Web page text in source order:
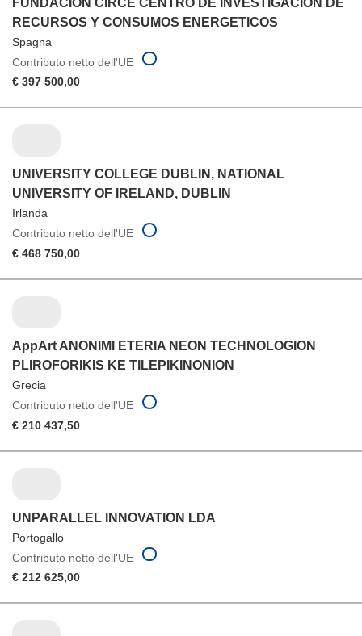
RECURSOS Y CONSUMOS ENERGETICOS
Spagna
Contributo netto dell'UE
€ 397 500,00
UNIVERSITY COLLEGE DUBLIN, NATIONAL
UNIVERSITY OF IRELAND, DUBLIN
Irlanda
Contributo netto dell'UE
€ 468 750,00
AppArt ANONIMI ETERIA NEON TECHNOLOGION
PLIROFORIKIS KE TILEPIKINONION
Grecia
Contributo netto dell'UE
€ 210 437,50
UNPARALLEL INNOVATION LDA
Portogallo
Contributo netto dell'UE
€ 212 625,00